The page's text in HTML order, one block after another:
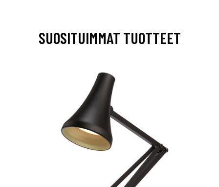
SUOSITUIMMAT TUOTTEET